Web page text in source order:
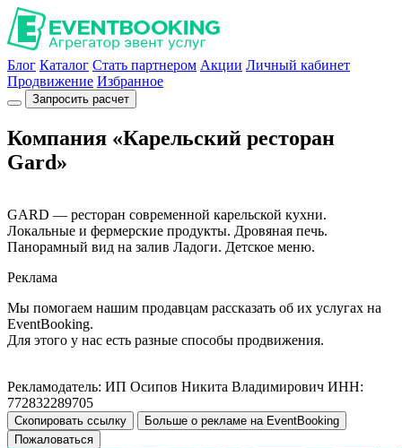
Блог Каталог Стать партнером Акции Личный кабинет
Продвижение Избранное
Запросить расчет
Компания «Карельский ресторан
Gard»
GARD — ресторан современной карельской кухни.
Локальные и фермерские продукты. Дровяная печь.
Панорамный вид на залив Ладоги. Детское меню.
Реклама
Мы помогаем нашим продавцам рассказать об их услугах на
EventBooking.
Для этого у нас есть разные способы продвижения.
Рекламодатель: ИП Осипов Никита Владимирович ИНН:
772832289705
Скопировать ссылку
Больше о рекламе на EventBooking
Пожаловаться